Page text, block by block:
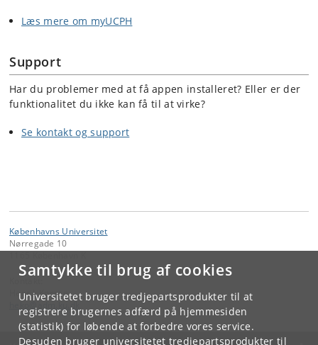
Samtykke til brug af cookies
Universitetet bruger tredjepartsprodukter til at
registrere brugernes adfærd på hjemmesiden
(statistik) for løbende at forbedre vores service.
Desuden bruger universitetet tredjepartsprodukter til
Læs mere om myUCPH
Support
Har du problemer med at få appen installeret? Eller er der
funktionalitet du ikke kan få til at virke?
Se kontakt og support
Københavns Universitet
Nørregade 10
Henrik Korzen